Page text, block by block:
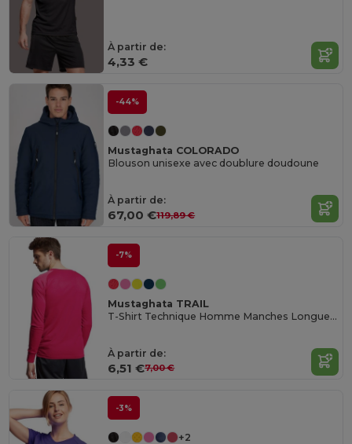
À partir de:
4,33 €
-44%
Mustaghata COLORADO
Blouson unisexe avec doublure doudoune
À partir de:
67,00 €119,89 €
-7%
Mustaghata TRAIL
T-Shirt Technique Homme Manches Longues 140 g/m²
À partir de:
6,51 €7,00 €
-3%
+2